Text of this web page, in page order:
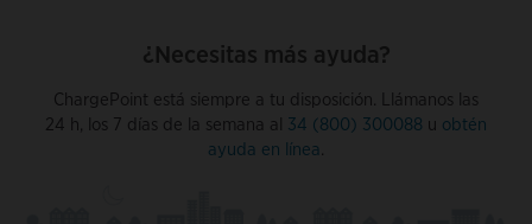
¿Necesitas más ayuda?
ChargePoint está siempre a tu disposición. Llámanos las
24 h, los 7 días de la semana al 34 (800) 300088 u obtén
ayuda en línea.